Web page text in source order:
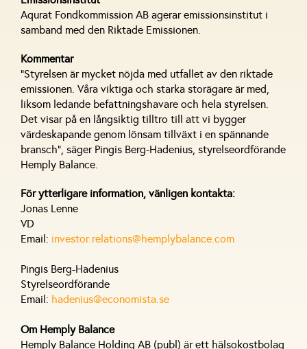
Aqurat Fondkommission AB agerar emissionsinstitut i
samband med den Riktade Emissionen.
Kommentar
“Styrelsen är mycket nöjda med utfallet av den riktade
emissionen. Våra viktiga och starka storägare är med,
liksom ledande befattningshavare och hela styrelsen.
Det visar på en långsiktig tilltro till att vi bygger
värdeskapande genom lönsam tillväxt i en spännande
bransch”, säger Pingis Berg-Hadenius, styrelseordförande
Hemply Balance.
För ytterligare information, vänligen kontakta:
Jonas Lenne
VD
Email: investor.relations@hemplybalance.com
Pingis Berg-Hadenius
Styrelseordförande
Email: hadenius@economista.se
Om Hemply Balance
Hemply Balance Holding AB (publ) är ett hälsokostbolag